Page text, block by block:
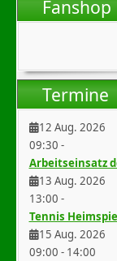
Fanshop
Termine
12 Aug. 2026
09:30 -
Arbeitseinsatz
13 Aug. 2026
13:00 -
Tennis
15 Aug. 2026
09:00 - 14:00